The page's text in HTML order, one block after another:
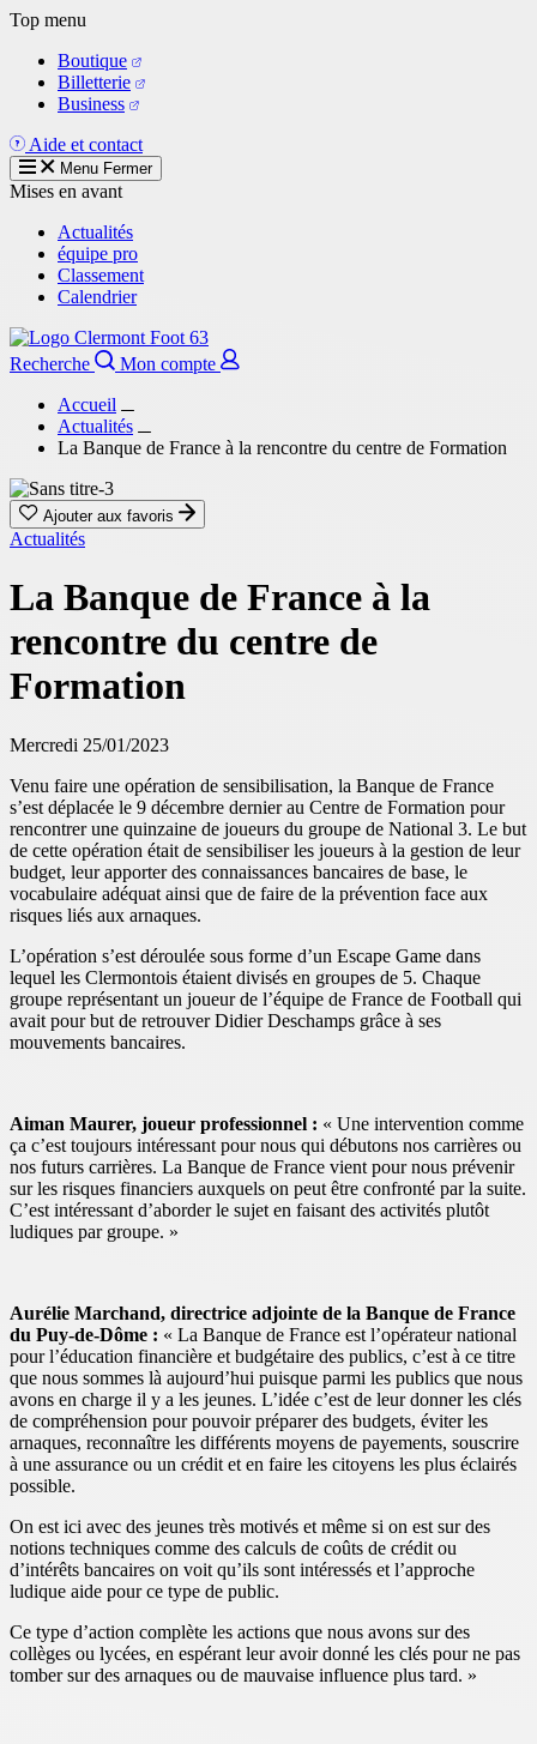
Aller
contenu
principal
Top menu
Boutique
Billetterie
Business
Aide et contact
Menu Fermer
Mises en avant
Actualités
équipe pro
Classement
Calendrier
Recherche
Mon compte
Accueil
Actualités
La Banque de France à la rencontre du centre de Formation
Ajouter aux favoris
Actualités
La Banque de France à la
rencontre du centre de
Formation
Mercredi 25/01/2023
Venu faire une opération de sensibilisation, la Banque de France
s’est déplacée le 9 décembre dernier au Centre de Formation pour
rencontrer une quinzaine de joueurs du groupe de National 3. Le but
de cette opération était de sensibiliser les joueurs à la gestion de leur
budget, leur apporter des connaissances bancaires de base, le
vocabulaire adéquat ainsi que de faire de la prévention face aux
risques liés aux arnaques.
L’opération s’est déroulée sous forme d’un Escape Game dans
lequel les Clermontois étaient divisés en groupes de 5. Chaque
groupe représentant un joueur de l’équipe de France de Football qui
avait pour but de retrouver Didier Deschamps grâce à ses
mouvements bancaires.
Aiman Maurer, joueur professionnel : « Une intervention comme
ça c’est toujours intéressant pour nous qui débutons nos carrières ou
nos futurs carrières. La Banque de France vient pour nous prévenir
sur les risques financiers auxquels on peut être confronté par la suite.
C’est intéressant d’aborder le sujet en faisant des activités plutôt
ludiques par groupe. »
Aurélie Marchand, directrice adjointe de la Banque de France
du Puy-de-Dôme : « La Banque de France est l’opérateur national
pour l’éducation financière et budgétaire des publics, c’est à ce titre
que nous sommes là aujourd’hui puisque parmi les publics que nous
avons en charge il y a les jeunes. L’idée c’est de leur donner les clés
de compréhension pour pouvoir préparer des budgets, éviter les
arnaques, reconnaître les différents moyens de payements, souscrire
à une assurance ou un crédit et en faire les citoyens les plus éclairés
possible.
On est ici avec des jeunes très motivés et même si on est sur des
notions techniques comme des calculs de coûts de crédit ou
d’intérêts bancaires on voit qu’ils sont intéressés et l’approche
ludique aide pour ce type de public.
Ce type d’action complète les actions que nous avons sur des
collèges ou lycées, en espérant leur avoir donné les clés pour ne pas
tomber sur des arnaques ou de mauvaise influence plus tard. »